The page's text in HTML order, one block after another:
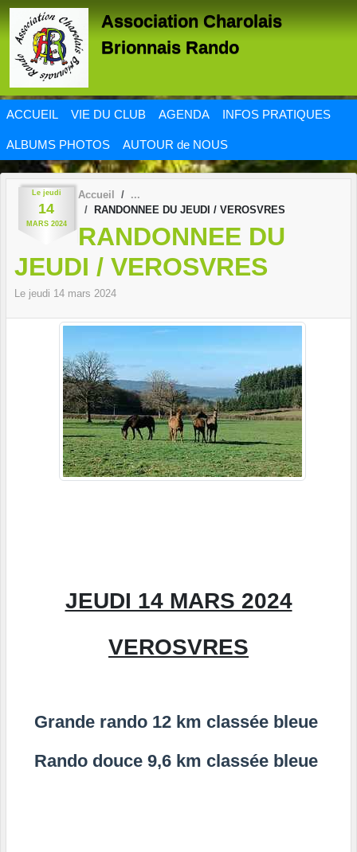
Association Charolais
Brionnais Rando
ACCUEIL VIE DU CLUB AGENDA INFOS PRATIQUES
ALBUMS PHOTOS AUTOUR de NOUS
Le jeudi
14
MARS 2024
Accueil
RANDONNEE DU JEUDI / VEROSVRES
RANDONNEE DU
JEUDI / VEROSVRES
Le jeudi 14 mars 2024
JEUDI 14 MARS 2024
VEROSVRES
Grande rando 12 km classée bleue
Rando douce 9,6 km classée bleue
Panneau de gestion des cookies